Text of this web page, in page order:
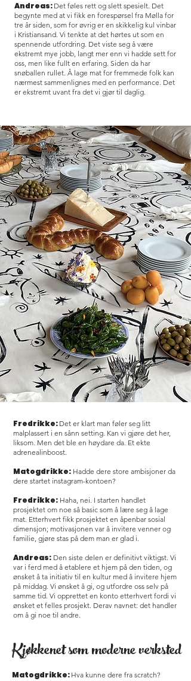
Andreas: Det føles rett og slett spesielt. Det
begynte med at vi fikk en forespørsel fra Mølla for
tre år siden, som for øvrig er en skikkelig kul vinbar
i Kristiansand. Vi tenkte at det hørtes ut som en
spennende utfordring. Det viste seg å være
ekstremt mye jobb, langt mer enn vi hadde sett for
oss, men like fullt en erfaring. Siden da har
snøballen rullet. Å lage mat for fremmede folk kan
nærmest sammenlignes med en performance. Det
er ekstremt uvant fra det vi gjør til daglig.
Fredrikke: Det er klart man føler seg litt
malplassert i en sånn setting. Kan vi gjøre det her,
liksom. Men det ble en høydare da. Et ekte
adrenealinboost.
Matogdrikke: Hadde dere store ambisjoner da
dere startet instagram-kontoen?
Fredrikke: Haha, nei. I starten handlet
prosjektet om noe så basic som å lære seg å lage
mat. Etterhvert fikk prosjektet en åpenbar sosial
dimensjon; motivasjonen var å invitere venner og
familie, gjøre stas på dem man er glad i.
Andreas: Den siste delen er definitivt viktigst. Vi
var i ferd med å etablere et hjem på den tiden, og
ønsket å ta initiativ til en kultur med å invitere hjem
på middag. Vi ønsket å gi, og utfordre oss selv på
samme tid. Vi opprettet en konto etterhvert fordi vi
ønsket et felles prosjekt. Derav navnet: det handler
om å gi noe til andre.
Kjøkkenet som moderne verksted
Matogdrikke: Hva kunne dere fra scratch?